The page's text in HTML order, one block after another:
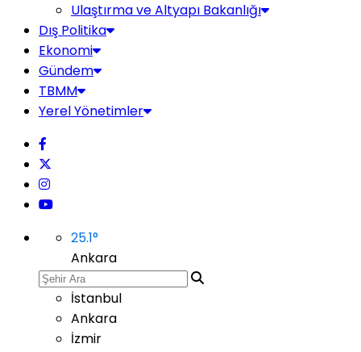
Ulaştırma ve Altyapı Bakanlığı
Dış Politika
Ekonomi
Gündem
TBMM
Yerel Yönetimler
25.1°
Ankara
İstanbul
Ankara
İzmir